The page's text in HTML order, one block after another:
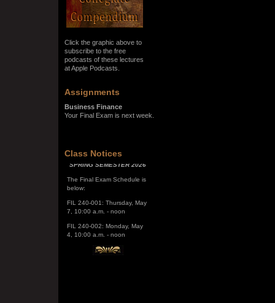
Click the graphic above to
subscribe to the free
podcasts of these lectures
at Apple Podcasts.
Assignments
Business Finance
Your Final Exam is next week.
Class Notices
SPRING SEMESTER 2026
The Final Exam Schedule is
FIL 240-001: Thursday, May
FIL 240-002: Monday, May